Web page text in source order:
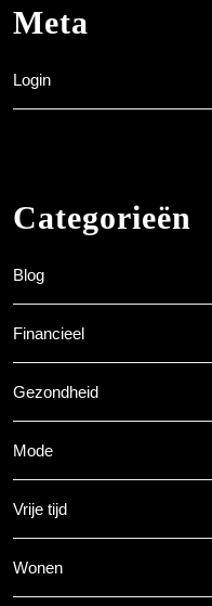
Meta
Login
Categorieën
Blog
Financieel
Gezondheid
Mode
Vrije tijd
Wonen